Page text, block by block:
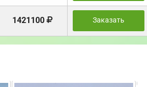
1421100 Заказать